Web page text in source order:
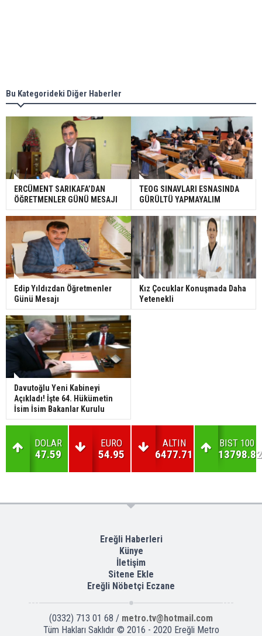
Bu Kategorideki Diğer Haberler
ERCÜMENT SARIKAFA’DAN
ÖĞRETMENLER GÜNÜ MESAJI
TEOG SINAVLARI ESNASINDA
GÜRÜLTÜ YAPMAYALIM
Edip Yıldızdan Öğretmenler
Günü Mesajı
Kız Çocuklar Konuşmada Daha
Yetenekli
Davutoğlu Yeni Kabineyi
Açıkladı! İşte 64. Hükümetin
İsim İsim Bakanlar Kurulu
DOLAR
47.59
EURO
54.95
ALTIN
6477.71
BIST 100
13798.82
Ereğli Haberleri
Künye
İletişim
Sitene Ekle
Ereğli Nöbetçi Eczane
(0332) 713 01 68 / metro.tv@hotmail.com
Tüm Hakları Saklıdır © 2016 - 2020 Ereğli Metro